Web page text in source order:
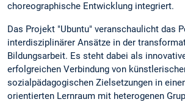
choreographische Entwicklung integriert.
Das Projekt "Ubuntu" veranschaulicht das
interdisziplinärer Ansätze in der
Bildungsarbeit. Es steht dabei als
erfolgreichen Verbindung von
sozialpädagogischen Zielsetzungen in
orientierten Lernraum mit heterogenen